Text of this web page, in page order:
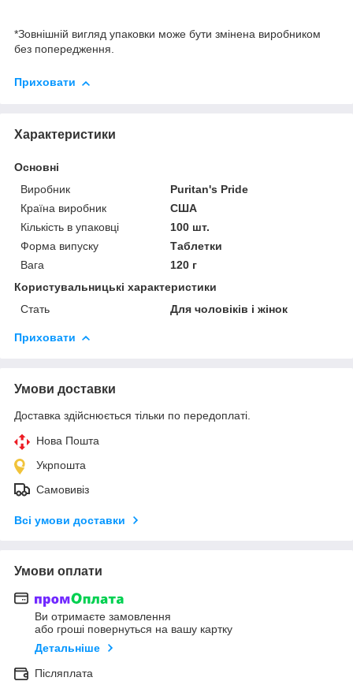
*Зовнішній вигляд упаковки може бути змінена виробником
без попередження.
Приховати
Характеристики
Основні
Виробник
Puritan's Pride
Країна виробник
США
Кількість в упаковці
100 шт.
Форма випуску
Таблетки
Вага
120 г
Користувальницькі характеристики
Стать
Для чоловіків і жінок
Приховати
Умови доставки
Доставка здійснюється тільки по передоплаті.
Нова Пошта
Укрпошта
Самовивіз
Всі умови доставки
Умови оплати
Ви отримаєте замовлення
або гроші повернуться на вашу картку
Детальніше
Післяплата